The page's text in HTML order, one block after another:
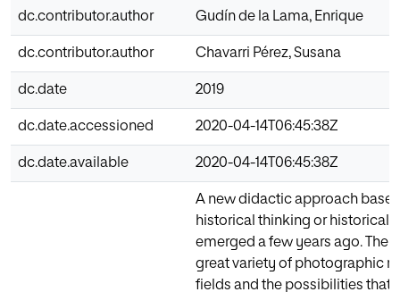
dc.contributor.author Gudín de la Lama, Enrique
dc.contributor.author Chavarri Pérez, Susana
dc.date 2019
dc.date.accessioned 2020-04-14T06:45:38Z
dc.date.available 2020-04-14T06:45:38Z
A new didactic approach
historical thinking or historical
emerged a few years ago. The
great variety of photographic
fields and the possibilities that